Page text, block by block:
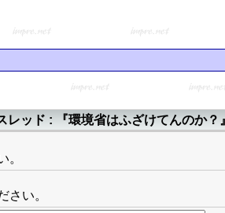
レッド : 『環境省はふざけてんのか？
。
さい。